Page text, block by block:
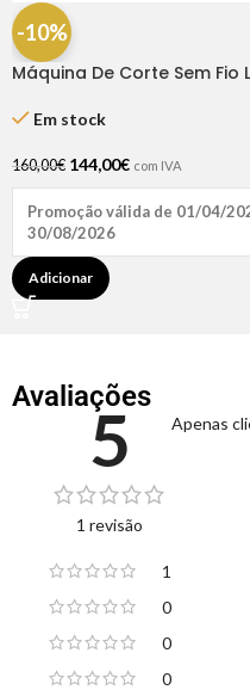
-10%
Máquina De Corte Sem Fio
Em stock
160,00€ 144,00€ com IVA
Promoção válida de 01/04/
30/08/2026
Adicionar
Avaliações
5
1 revisão
1
0
0
0
Apenas